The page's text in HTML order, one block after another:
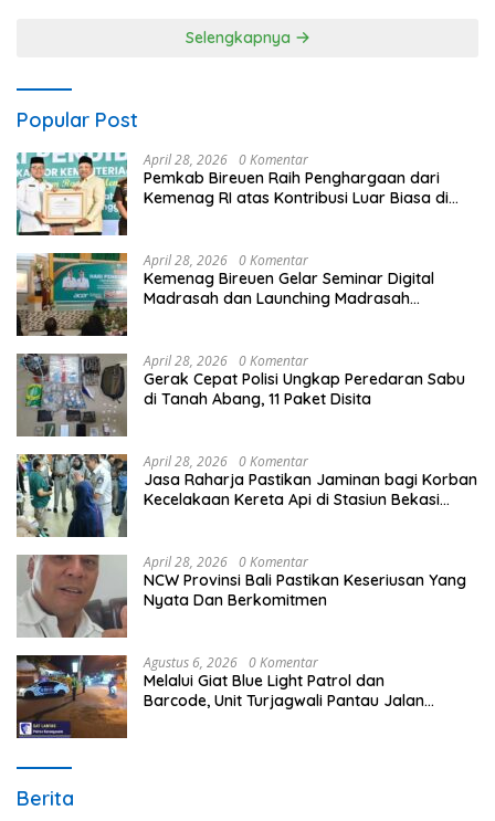
Selengkapnya
Popular Post
April 28, 2026 0 Komentar
Pemkab Bireuen Raih Penghargaan dari
Kemenag RI atas Kontribusi Luar Biasa di
April 28, 2026 0 Komentar
Kemenag Bireuen Gelar Seminar Digital
Madrasah dan Launching Madrasah
April 28, 2026 0 Komentar
Gerak Cepat Polisi Ungkap Peredaran Sabu
di Tanah Abang, 11 Paket Disita
April 28, 2026 0 Komentar
Jasa Raharja Pastikan Jaminan bagi Korban
Kecelakaan Kereta Api di Stasiun Bekasi
April 28, 2026 0 Komentar
NCW Provinsi Bali Pastikan Keseriusan Yang
Nyata Dan Berkomitmen
Agustus 6, 2026 0 Komentar
Melalui Giat Blue Light Patrol dan
Barcode, Unit Turjagwali Pantau Jalan
Berita